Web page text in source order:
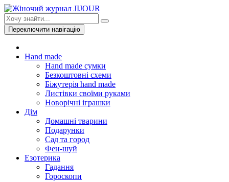
Переключити навігацію
Hand made
Hand made сумки
Безкоштовні схеми
Біжутерія hand made
Листівки своїми руками
Новорічні іграшки
Дім
Домашні тварини
Подарунки
Сад та город
Фен-шуй
Езотерика
Гадання
Гороскопи